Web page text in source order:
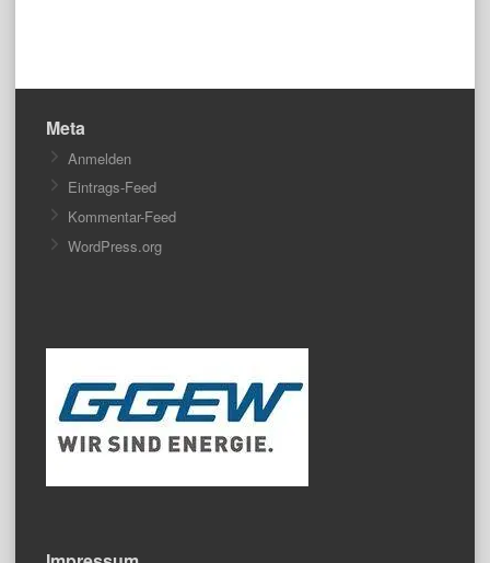
Meta
Anmelden
Eintrags-Feed
Kommentar-Feed
WordPress.org